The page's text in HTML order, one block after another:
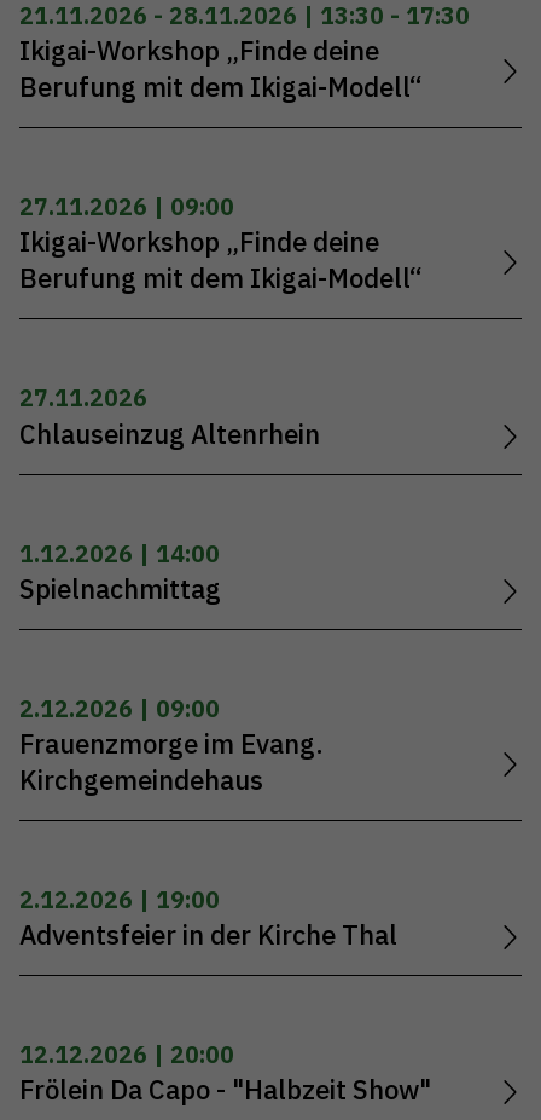
21.11.2026 - 28.11.2026 | 13:30 - 17:30
Ikigai-Workshop „Finde deine
Berufung mit dem Ikigai-Modell“
27.11.2026 | 09:00
Ikigai-Workshop „Finde deine
Berufung mit dem Ikigai-Modell“
27.11.2026
Chlauseinzug Altenrhein
1.12.2026 | 14:00
Spielnachmittag
2.12.2026 | 09:00
Frauenzmorge im Evang.
Kirchgemeindehaus
2.12.2026 | 19:00
Adventsfeier in der Kirche Thal
12.12.2026 | 20:00
Frölein Da Capo - "Halbzeit Show"